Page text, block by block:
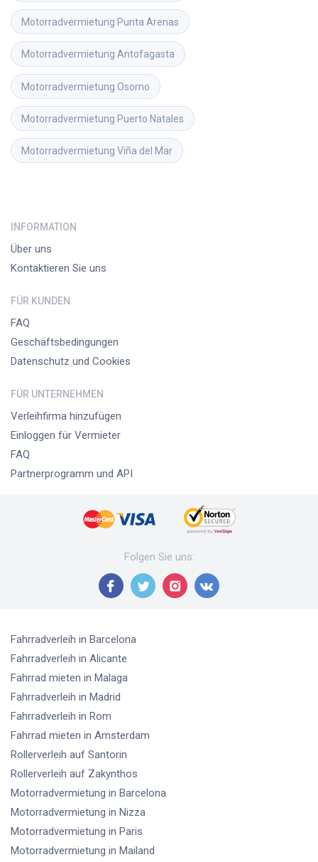
Motorradvermietung Punta Arenas
Motorradvermietung Antofagasta
Motorradvermietung Osorno
Motorradvermietung Puerto Natales
Motorradvermietung Viña del Mar
INFORMATION
Über uns
Kontaktieren Sie uns
FÜR KUNDEN
FAQ
Geschäftsbedingungen
Datenschutz und Cookies
FÜR UNTERNEHMEN
Verleihfirma hinzufügen
Einloggen für Vermieter
FAQ
Partnerprogramm und API
Folgen Sie uns:
Fahrradverleih in Barcelona
Fahrradverleih in Alicante
Fahrrad mieten in Malaga
Fahrradverleih in Madrid
Fahrradverleih in Rom
Fahrrad mieten in Amsterdam
Rollerverleih auf Santorin
Rollerverleih auf Zakynthos
Motorradvermietung in Barcelona
Motorradvermietung in Nizza
Motorradvermietung in Paris
Motorradvermietung in Mailand